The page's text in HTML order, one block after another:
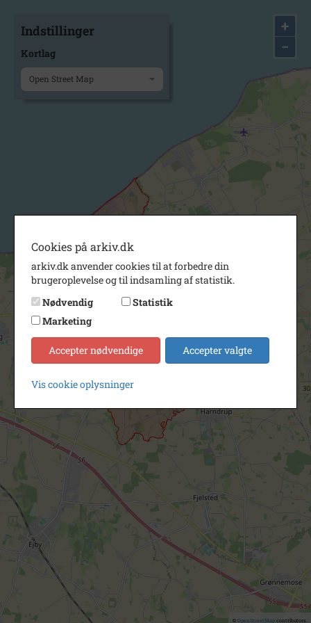
+
−
© OpenStreetMapcontributors.
Indstillinger
Kortlag
Open Street Map
Cookies på arkiv.dk
arkiv.dk anvender cookies til at forbedre din
brugeroplevelse og til indsamling af statistik.
Nødvendig
Statistik
Marketing
Accepter nødvendige Accepter valgte
Vis cookie oplysninger